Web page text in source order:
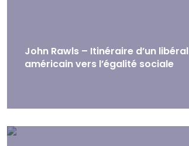
John Rawls – Itinéraire d’un libéral
américain vers l’égalité sociale